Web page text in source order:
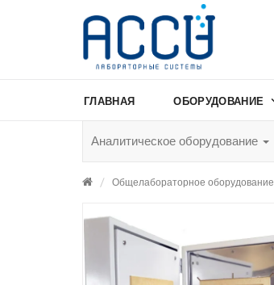
ГЛАВНАЯ ОБОРУДОВАНИЕ
Аналитическое оборудование
Общелабораторное оборудование